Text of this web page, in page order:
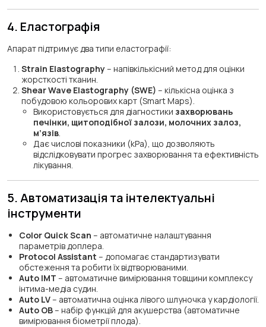
4. Еластографія
Апарат підтримує два типи еластографії:
Strain Elastography– напівкількісний метод для оцінки
жорсткості тканин.
Shear Wave Elastography (SWE) – кількісна оцінка з
побудовою кольорових карт (Smart Maps).
Використовується для діагностики захворювань
печінки, щитоподібної залози, молочних залоз,
м’язів
Дає числові показники (kPa), що дозволяють
відслідковувати прогрес захворювання та ефективність
лікування.
5. Автоматизація та інтелектуальні
інструменти
Color Quick Scan – автоматичне налаштування
параметрів доплера.
Protocol Assistant – допомагає стандартизувати
обстеження та робити їх відтворюваними.
Auto IMT – автоматичне вимірювання товщини комплексу
інтима-медіа судин.
Auto LV– автоматична оцінка лівого шлуночка у кардіології.
Auto OB– набір функцій для акушерства (автоматичне
вимірювання біометрії плода).